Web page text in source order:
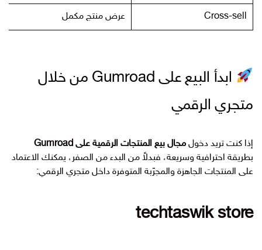
Cross-sell عرض منتج مكمل
ابدأ البيع على Gumroad من خلال
متجري الرقمي
إذا كنت تريد دخول مجال بيع المنتجات الرقمية على Gumroad
بطريقة احترافية وسريعة، فبدلاً من البدء من الصفر، يمكنك الاعتماد
على المنتجات الجاهزة والمجرّبة المتوفرة داخل متجري الرقمي:
techtaswik store